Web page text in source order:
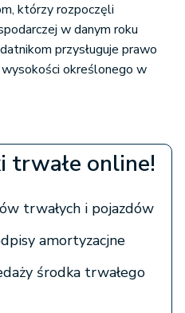
którzy rozpoczęli
w danym roku
przysługuje prawo
określonego w
trwałe online!
trwałych i pojazdów
amortyzacjne
środka trwałego